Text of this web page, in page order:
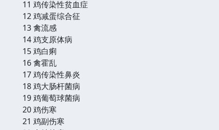
11 鸡传染性贫血症
12 鸡减蛋综合征
13 禽流感
14 鸡支原体病
15 鸡白痢
16 禽霍乱
17 鸡传染性鼻炎
18 鸡大肠杆菌病
19 鸡葡萄球菌病
20 鸡伤寒
21 鸡副伤寒